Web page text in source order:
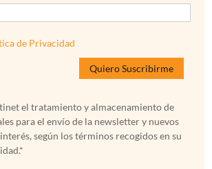
de Privacidad
el tratamiento y almacenamiento de
para el envío de la newsletter y nuevos
según los términos recogidos en su